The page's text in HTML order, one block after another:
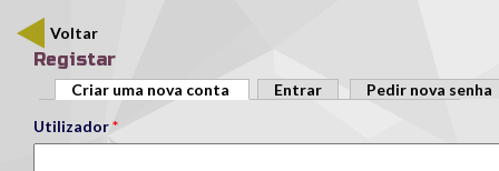
Voltar
Registar
Separadores primários
Criar uma nova conta (separador ativo)
Entrar
Pedir nova senha
Utilizador*